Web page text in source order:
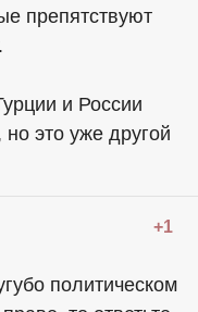
препятствуют
и России
но это уже другой
+1
политическом